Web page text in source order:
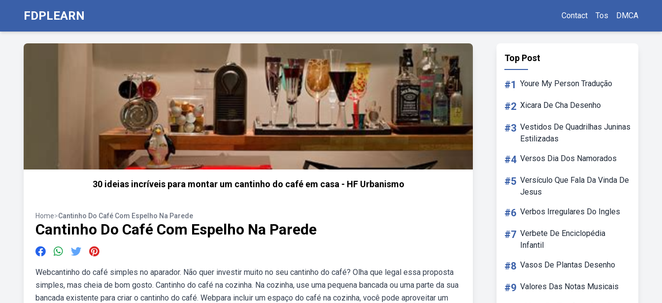
FDPLEARN Contact Tos DMCA
30 ideias incríveis para montar um cantinho do café em casa - HF Urbanismo
Home>Cantinho Do Café Com Espelho Na Parede
Cantinho Do Café Com Espelho Na Parede
Webcantinho do café simples no aparador. Não quer investir muito no seu cantinho do café? Olha que legal essa proposta
simples, mas cheia de bom gosto. Cantinho do café na cozinha. Na cozinha, use uma pequena bancada ou uma parte da sua
bancada existente para criar o cantinho do café. Webpara incluir um espaço do café na cozinha, você pode aproveitar um
Top Post
#1 Youre My Person Tradução
#2 Xicara De Cha Desenho
#3 Vestidos De Quadrilhas Juninas
Estilizadas
#4 Versos Dia Dos Namorados
#5 Versículo Que Fala Da Vinda De
Jesus
#6 Verbos Irregulares Do Ingles
#7 Verbete De Enciclopédia
Infantil
#8 Vasos De Plantas Desenho
#9 Valores Das Notas Musicais